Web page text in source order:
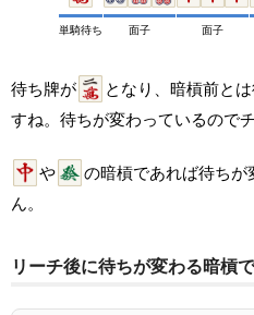
単騎待ち 面子 面子
待ち牌が
となり、暗槓前と
すね。待ちが変わっているので
や
の暗槓であれば待ち
ん。
リーチ後に待ちが変わる暗槓